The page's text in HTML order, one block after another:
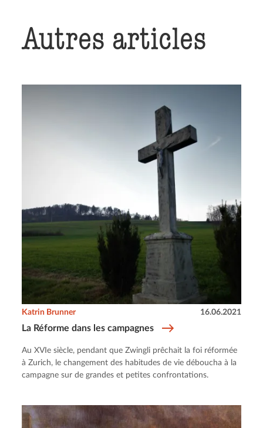
Autres articles
La Réforme dans les campagnes
Katrin Brunner 16.06.2021
Au XVIe siècle, pendant que Zwingli prêchait la foi réformée
à Zurich, le changement des habitudes de vie déboucha à la
campagne sur de grandes et petites confrontations.